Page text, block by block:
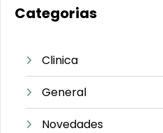
Categorias
Clinica
General
Novedades